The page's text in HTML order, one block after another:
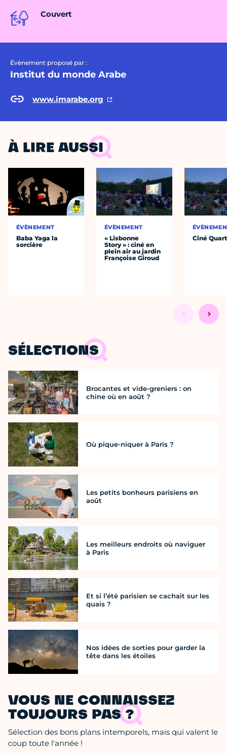
Couvert
Évènement proposé par :
Institut du monde Arabe
www.imarabe.org
À LIRE AUSSI
ÉVÈNEMENT
Baba Yaga la
sorcière
ÉVÈNEMENT
« Lisbonne
Story » : ciné en
plein air au jardin
Françoise Giroud
Ciné
SÉLECTIONS
Brocantes et vide-greniers : on
chine où en août ?
Où pique-niquer à Paris ?
Les petits bonheurs parisiens en
août
Les meilleurs endroits où naviguer
à Paris
Et si l’été parisien se cachait sur les
quais ?
Nos idées de sorties pour garder la
tête dans les étoiles
VOUS NE CONNAISSEZ
TOUJOURS PAS ?
Sélection des bons plans intemporels, mais qui valent le
coup toute l'année !